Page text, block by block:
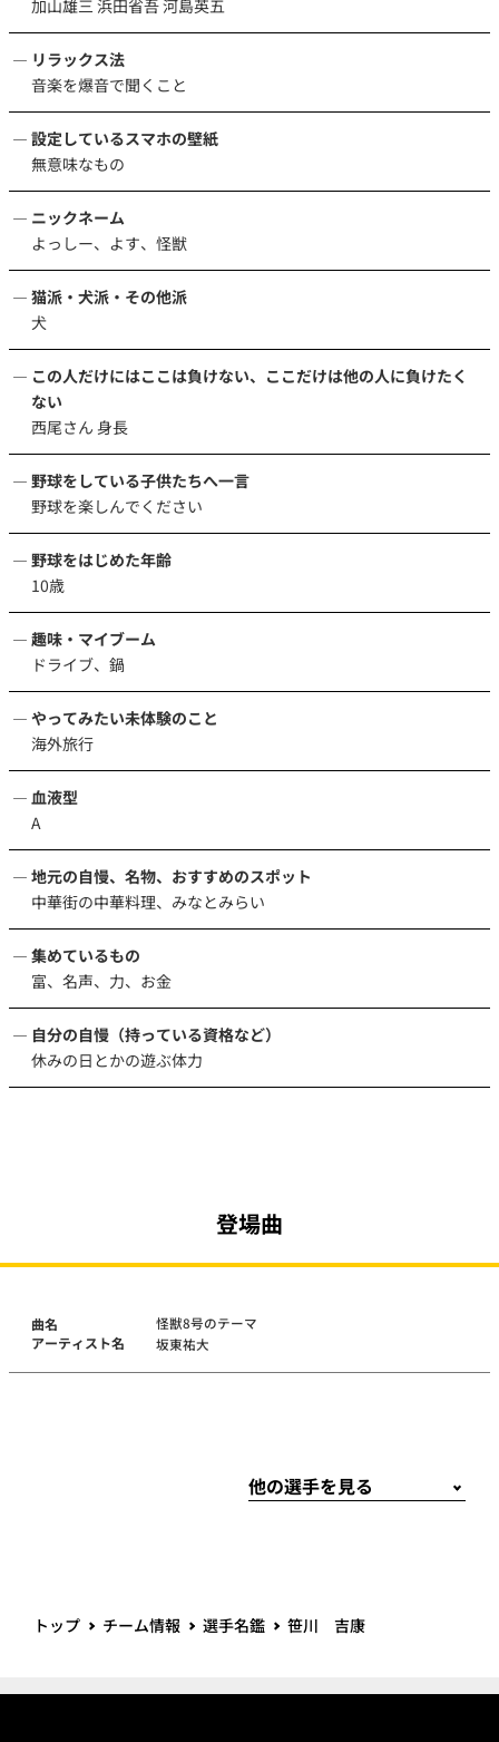
加山雄三 浜田省吾 河島英五
リラックス法
音楽を爆音で聞くこと
設定しているスマホの壁紙
無意味なもの
ニックネーム
よっしー、よす、怪獣
猫派・犬派・その他派
犬
この人だけにはここは負けない、ここだけは他の人に負けたく
ない
西尾さん 身長
野球をしている子供たちへ一言
野球を楽しんでください
野球をはじめた年齢
10歳
趣味・マイブーム
ドライブ、鍋
やってみたい未体験のこと
海外旅行
血液型
A
地元の自慢、名物、おすすめのスポット
中華街の中華料理、みなとみらい
集めているもの
富、名声、力、お金
自分の自慢（持っている資格など）
休みの日とかの遊ぶ体力
登場曲
曲名
アーティスト名
怪獣8号のテーマ
坂東祐大
トップ チーム情報 選手名鑑 笹川 吉康